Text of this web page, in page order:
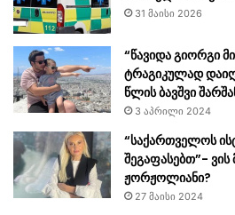
31 მაისი 2026
“წავიდა გიორგი
ტრაგიკულად
წლის ბავშვი
3 აპრილი 2024
“საქართველოს
შეგაფასებთ”- ვის
ჟორჟოლიანი?
27 მაისი 2024